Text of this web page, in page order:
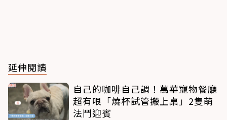
延伸閱讀
自己的咖啡自己調！萬華寵物餐廳
超有哏「燒杯試管搬上桌」2隻萌
法鬥迎賓